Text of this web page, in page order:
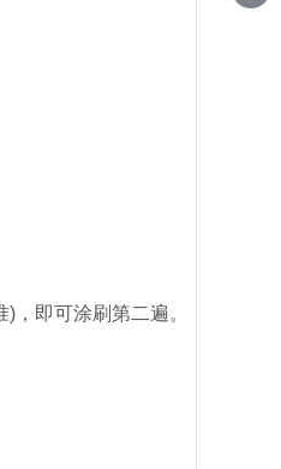
即可涂刷第二遍。